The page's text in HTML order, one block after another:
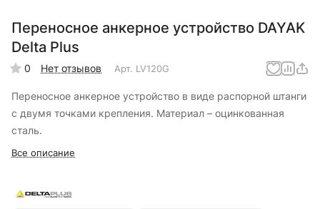
Переносное анкерное устройство DAYAK
Delta Plus
0 Нет отзывов Арт. LV120G
Переносное анкерное устройство в виде распорной штанги
с двумя точками крепления. Материал – оцинкованная
сталь.
Все описание